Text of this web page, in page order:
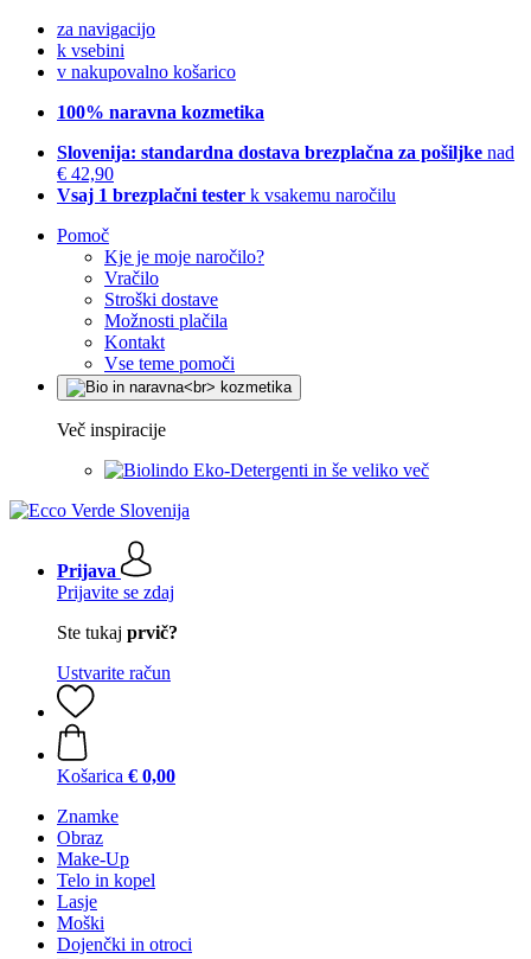
za navigacijo
k vsebini
v nakupovalno košarico
100% naravna kozmetika
Slovenija: standardna dostava brezplačna za pošiljke nad
€ 42,90
Vsaj 1 brezplačni tester k vsakemu naročilu
Pomoč
Kje je moje naročilo?
Vračilo
Stroški dostave
Možnosti plačila
Kontakt
Vse teme pomoči
Več inspiracije
Eko-Detergenti in še veliko več
Prijava
Prijavite se zdaj
Ste tukaj prvič?
Ustvarite račun
Košarica € 0,00
Znamke
Obraz
Make-Up
Telo in kopel
Lasje
Moški
Dojenčki in otroci